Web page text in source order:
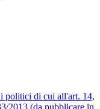
politici di cui all'art. 14,